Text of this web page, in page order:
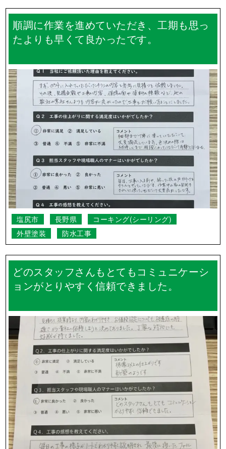
順調に作業を進めていただき、工期も思っ
たよりも早くて良かったです。
塩尻市 長野県
コーキング(シーリング)
外壁塗装
防水工事
どのスタッフさんもとてもコミュニケーシ
ョンがとりやすく信頼できました。